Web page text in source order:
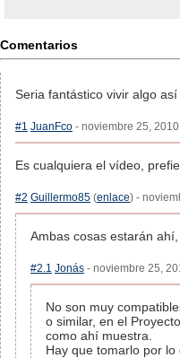
Comentarios
Seria fantástico vivir algo
#1 JuanFco - noviembre 25,
Es cualquiera el vídeo,
#2 Guillermo85 (enlace) -
Ambas cosas estarán
#2.1 Jonás - noviembre 25,
No son muy
o similar, en el
como ahí muestra.
Hay que tomarlo por lo